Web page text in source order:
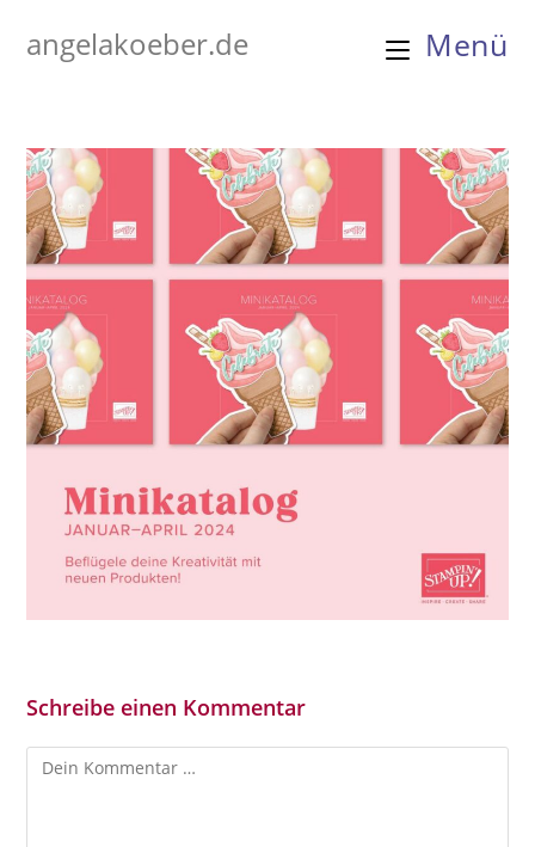
Inhaltangelakoeber.de Menü
Schreibe einen Kommentar
Kommentar